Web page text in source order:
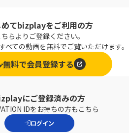
年2月にキーポートソリューショ
入社
連の業務を担当
めてbizplayをご利用の方
ちらよりご登録ください。
べての動画を無料でご覧いただけます。
無料で会員登録する
にご登録済みの方
IDをお持ちの方もこちら
ログイン